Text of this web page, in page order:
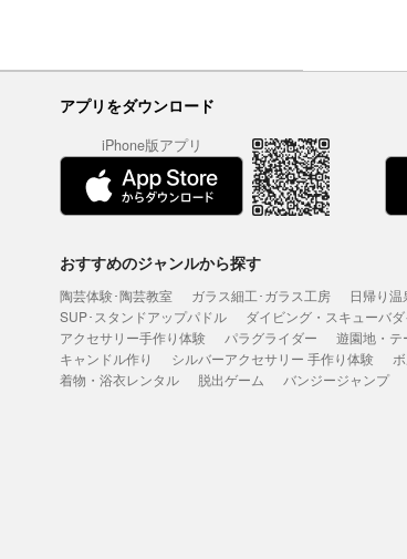
アプリをダウンロード
iPhone版アプリ
おすすめのジャンルから探す
陶芸体験･陶芸教室 ガラス細工･ガラス工房 日帰り温
SUP･スタンドアップパドル
ダイビング・スキューバ
アクセサリー手作り体験
パラグライダー 遊園地・テ
キャンドル作り
シルバーアクセサリー 手作り体験
着物・浴衣レンタル
脱出ゲーム バンジージャンプ